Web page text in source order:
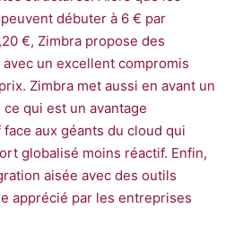
débuter à 6 € par
€, Zimbra propose des
un excellent compromis
Zimbra met aussi en avant un
qui est un avantage
aux géants du cloud qui
globalisé moins réactif. Enfin,
aisée avec des outils
apprécié par les entreprises